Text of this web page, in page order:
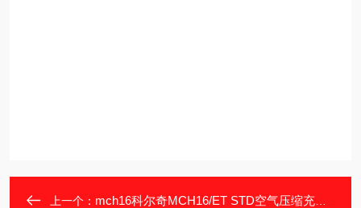
上一个： mch16科尔奇MCH16/ET STD空气压缩充气泵